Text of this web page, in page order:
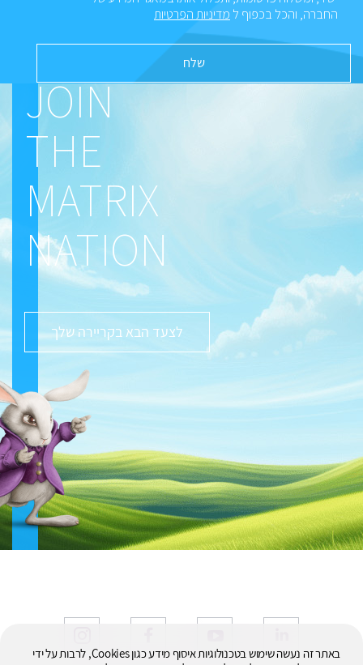
החברה, והכל בכפוף ל מדיניות הפרטיות
JOIN
THE
MATRIX
NATION
לצעד הבא בקריירה שלך
באתר זה נעשה שימוש בטכנולוגיות איסוף מידע כגון Cookies, לרבות על ידי